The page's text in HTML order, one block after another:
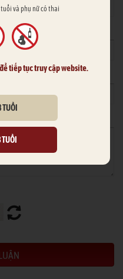
và phụ nữ có thai
tiếp tục truy cập website.
TUỔI
TUỔI